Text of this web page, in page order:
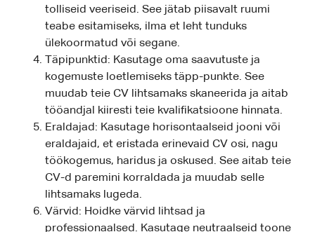
tolliseid veeriseid. See jätab piisavalt ruumi
teabe esitamiseks, ilma et leht tunduks
ülekoormatud või segane.
Täpipunktid: Kasutage oma saavutuste ja
kogemuste loetlemiseks täpp-punkte. See
muudab teie CV lihtsamaks skaneerida ja aitab
tööandjal kiiresti teie kvalifikatsioone hinnata.
Eraldajad: Kasutage horisontaalseid jooni või
eraldajaid, et eristada erinevaid CV osi, nagu
töökogemus, haridus ja oskused. See aitab teie
CV-d paremini korraldada ja muudab selle
lihtsamaks lugeda.
Värvid: Hoidke värvid lihtsad ja
professionaalsed. Kasutage neutraalseid toone